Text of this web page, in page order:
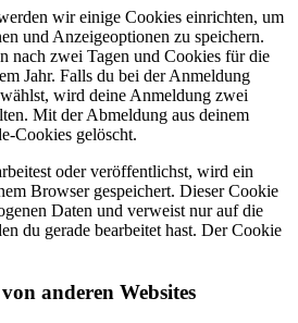
wir einige Cookies einrichten, um
und Anzeigeoptionen zu speichern.
nach zwei Tagen und Cookies für die
Jahr. Falls du bei der Anmeldung
wird deine Anmeldung zwei
Mit der Abmeldung aus deinem
Cookies gelöscht.
oder veröffentlichst, wird ein
Browser gespeichert. Dieser Cookie
Daten und verweist nur auf die
du gerade bearbeitet hast. Der Cookie
anderen Websites